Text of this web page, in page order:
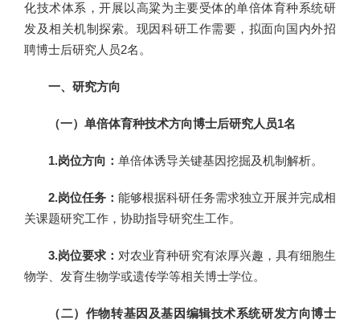
化技术体系，开展以高粱为主要受体的单倍体育种系统研
发及相关机制探索。现因科研工作需要，拟面向国内外招
聘博士后研究人员2名。
一、研究方向
（一）单倍体育种技术方向博士后研究人员1名
1.岗位方向： 单倍体诱导关键基因挖掘及机制解析。
2.岗位任务：能够根据科研任务需求独立开展并完成相
关课题研究工作，协助指导研究生工作。
3.岗位要求： 对农业育种研究有浓厚兴趣，具有细胞生
物学、发育生物学或遗传学等相关博士学位。
（二）作物转基因及基因编辑技术系统研发方向博士